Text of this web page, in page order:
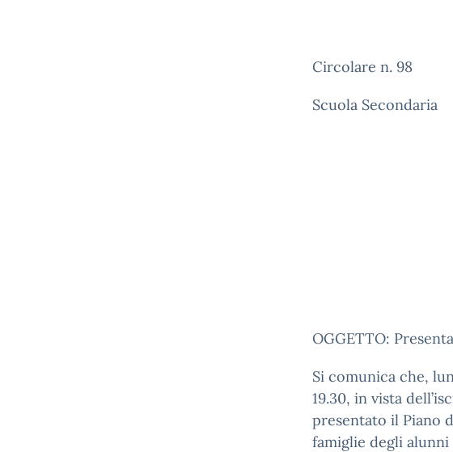
Circolare n. 98
Scuola Secondaria
e
OGGETTO:
Si comunica che,
19.30, in vista
presentato il Piano
famiglie degli